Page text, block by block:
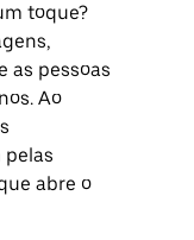
toque?
as pessoas
Ao
pelas
abre o